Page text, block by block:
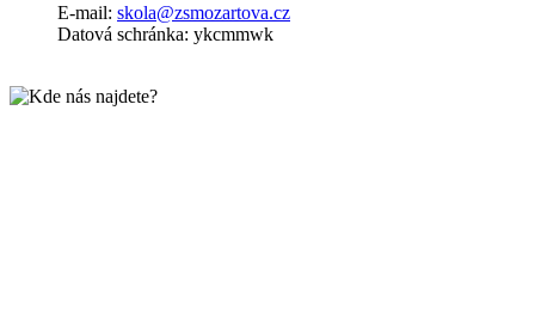
E-mail: skola@zsmozartova.cz
Datová schránka: ykcmmwk